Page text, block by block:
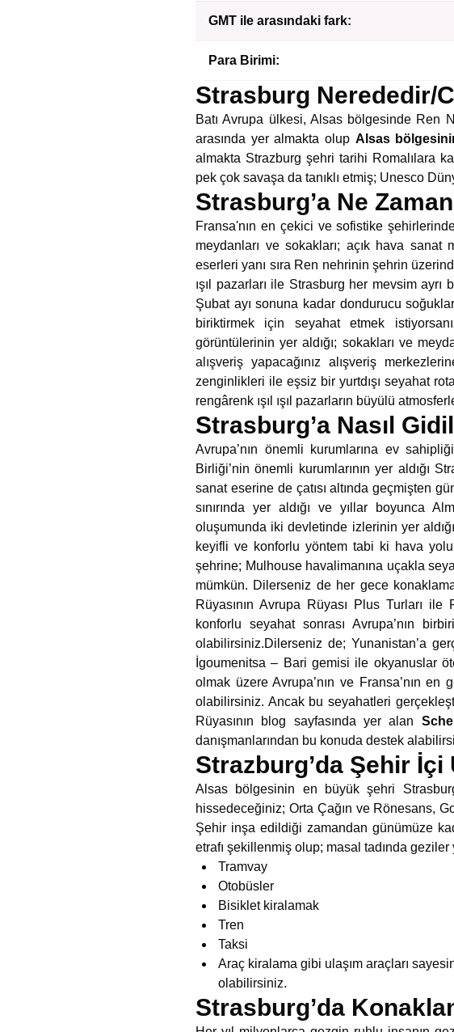
GMT ile arasındaki fark:
Para Birimi:
Strasburg Nerededir/
Batı Avrupa ülkesi, Alsas bölgesinde Ren
arasında yer almakta olup Alsas
almakta Strazburg şehri tarihi Romalılara
pek çok savaşa da tanıklı etmiş; Unesco
Strasburg’a Ne
Fransa'nın en çekici ve sofistike
meydanları ve sokakları; açık hava sanat
eserleri yanı sıra Ren nehrinin şehrin
ışıl pazarları ile Strasburg her mevsim
Şubat ayı sonuna kadar dondurucu
biriktirmek için seyahat etmek
görüntülerinin yer aldığı; sokakları ve
alışveriş yapacağınız alışveriş
zenginlikleri ile eşsiz bir yurtdışı seyahat
rengârenk ışıl ışıl pazarların büyülü
Strasburg’a Nasıl
Avrupa’nın önemli kurumlarına ev
Birliği’nin önemli kurumlarının yer aldığı
sanat eserine de çatısı altında geçmişten
sınırında yer aldığı ve yıllar boyunca
oluşumunda iki devletinde izlerinin yer
keyifli ve konforlu yöntem tabi ki hava yolu
şehrine; Mulhouse havalimanına uçakla
mümkün. Dilerseniz de her gece
Rüyasının Avrupa Rüyası Plus Turları
konforlu seyahat sonrası Avrupa’nın
olabilirsiniz.Dilerseniz de; Yunanistan’a
İgoumenitsa – Bari gemisi ile okyanuslar
olmak üzere Avrupa’nın ve Fransa’nın
olabilirsiniz. Ancak bu seyahatleri
Rüyasının blog sayfasında yer alan
danışmanlarından bu konuda destek
Strazburg’da Şehir İçi
Alsas bölgesinin en büyük şehri
hissedeceğiniz; Orta Çağın ve Rönesans,
Şehir inşa edildiği zamandan günümüze
etrafı şekillenmiş olup; masal tadında geziler
Tramvay
Otobüsler
Bisiklet kiralamak
Tren
Taksi
Araç kiralama gibi ulaşım araçları
olabilirsiniz.
Strasburg’da